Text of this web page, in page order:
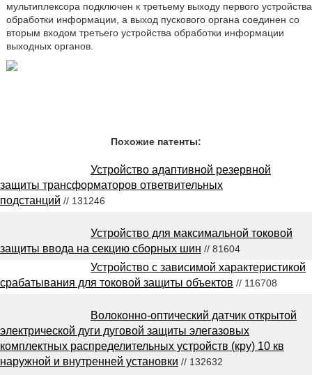
мультиплексора подключен к третьему выходу первого устройства
обработки информации, а выход пускового органа соединен со
вторым входом третьего устройства обработки информации
выходных органов.
Похожие патенты:
Устройство адаптивной резервной
защиты трансформаторов ответвительных
подстанций // 131246
Устройство для максимальной токовой
защиты ввода на секцию сборных шин // 81604
Устройство с зависимой характеристикой
срабатывания для токовой защиты объектов // 116708
Волоконно-оптический датчик открытой
электрической дуги дуговой защиты элегазовых
комплектных распределительных устройств (кру) 10 кв
наружной и внутренней установки // 132632